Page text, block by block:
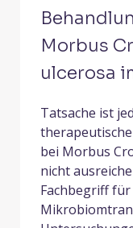
Morbus
ulcerosa
Tatsache ist
bei Morbus
nicht
Fachbegriff